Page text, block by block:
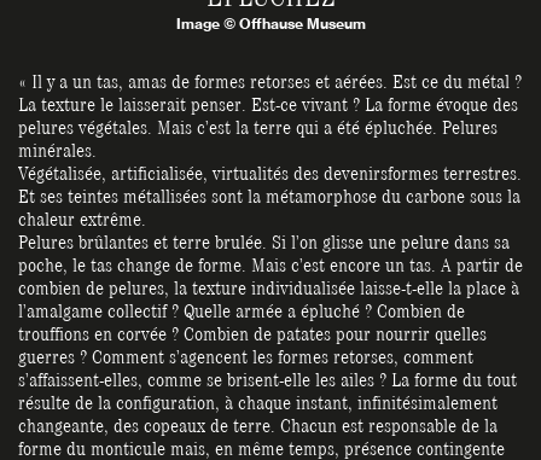
Image © Offhause Museum
« Il y a un tas, amas de formes retorses et aérées. Est ce du métal ?
La texture le laisserait penser. Est-ce vivant ? La forme évoque des
pelures végétales. Mais c’est la terre qui a été épluchée. Pelures
minérales.
Végétalisée, artificialisée, virtualités des devenirsformes terrestres.
Et ses teintes métallisées sont la métamorphose du carbone sous la
chaleur extrême.
Pelures brûlantes et terre brulée. Si l’on glisse une pelure dans sa
poche, le tas change de forme. Mais c’est encore un tas. A partir de
combien de pelures, la texture individualisée laisse-t-elle la place à
l’amalgame collectif ? Quelle armée a épluché ? Combien de
trouffions en corvée ? Combien de patates pour nourrir quelles
guerres ? Comment s’agencent les formes retorses, comment
s’affaissent-elles, comme se brisent-elle les ailes ? La forme du tout
résulte de la configuration, à chaque instant, infinitésimalement
changeante, des copeaux de terre. Chacun est responsable de la
forme du monticule mais, en même temps, présence contingente